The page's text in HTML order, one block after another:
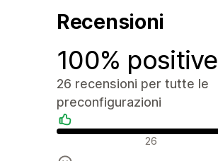
Recensioni
100% positive
26 recensioni per tutte le
preconfigurazioni
Recensioni positive
26